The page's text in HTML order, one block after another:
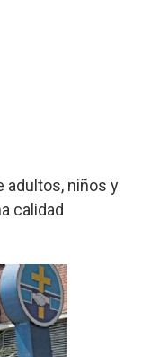
adultos, niños y
calidad